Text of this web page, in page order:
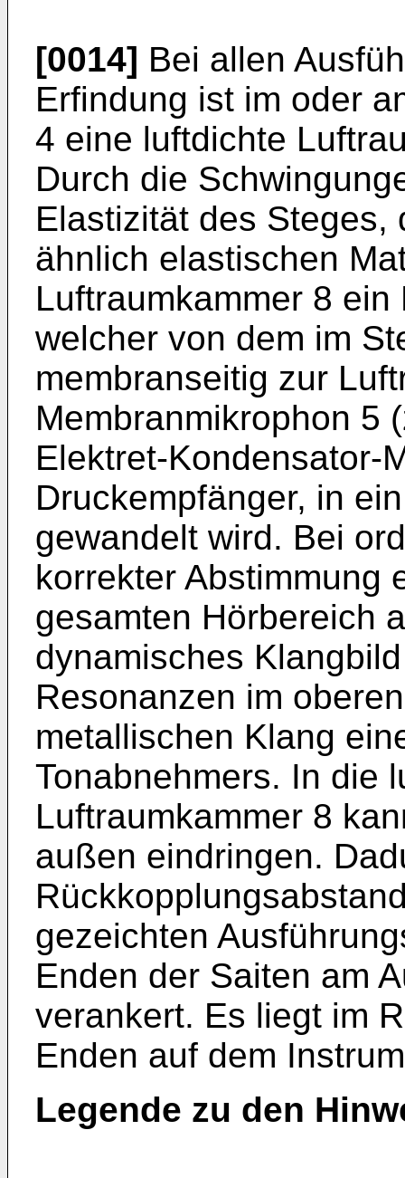
[0014] Bei allen
Erfindung ist im oder
4 eine luftdichte
Durch die
Elastizität des Steges,
ähnlich elastischen
Luftraumkammer 8
welcher von dem im
membranseitig zur
Membranmikrophon 5
Elektret-Kondensator-
Druckempfänger, in
gewandelt wird. Bei
korrekter Abstimmung
gesamten Hörbereich
dynamisches
Resonanzen im
metallischen Klang
Tonabnehmers. In die
Luftraumkammer 8
außen eindringen.
gezeichten
Enden der Saiten am
verankert. Es liegt im
Enden auf dem
Legende zu den